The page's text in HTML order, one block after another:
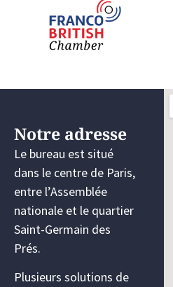
Notre adresse
Le bureau est situé
dans le centre de Paris,
entre l’Assemblée
nationale et le quartier
Saint-Germain des
Prés.
Plusieurs solutions de